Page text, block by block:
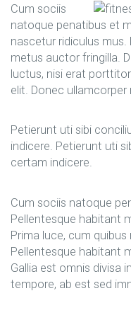
Cum sociis
natoque penatibus et
nascetur ridiculus
metus auctor fringilla.
luctus, nisi erat
elit. Donec ullamcorper
Petierunt uti sibi
indicere. Petierunt uti
certam indicere.
Cum sociis natoque
Pellentesque habitant
Prima luce, cum
Pellentesque habitant
Gallia est omnis divisa
tempore, ab est sed